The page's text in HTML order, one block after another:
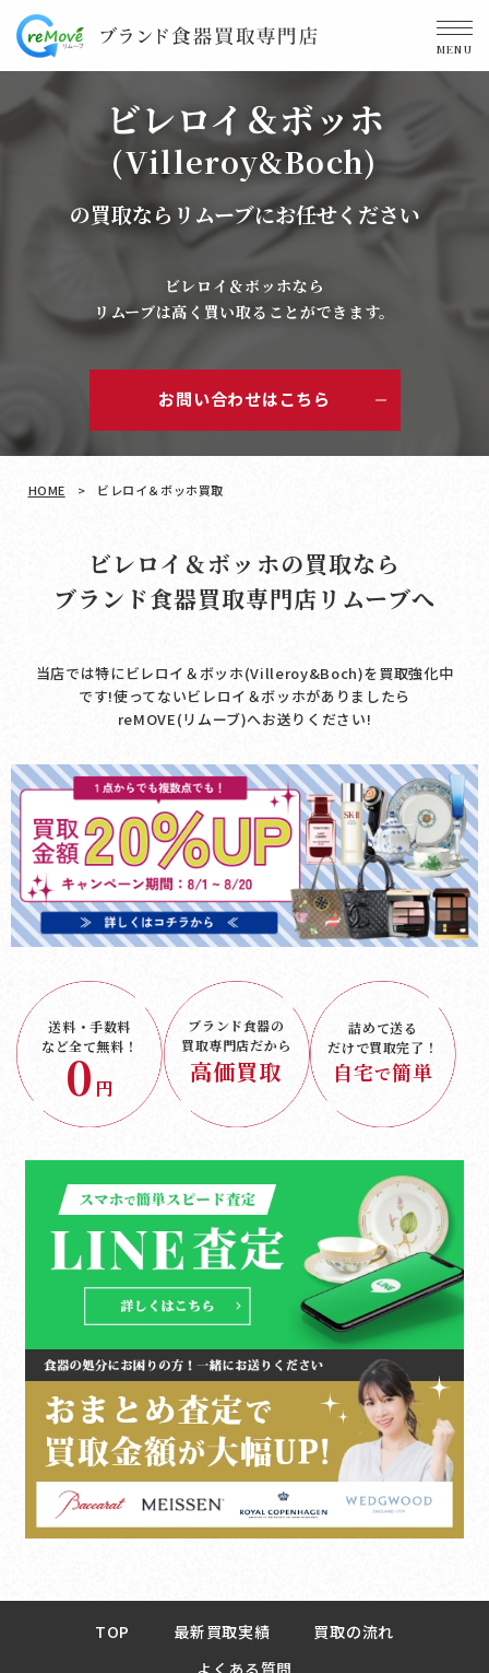
MENU
ビレロイ＆ボッホ
(Villeroy&Boch)
の買取ならリムーブにお任せください
ビレロイ＆ボッホなら
リムーブは高く買い取ることができます。
お問い合わせはこちら
HOME > ビレロイ＆ボッホ買取
ビレロイ＆ボッホの買取なら
ブランド食器買取専門店リムーブへ
当店では特にビレロイ＆ボッホ(Villeroy&Boch)を買取強化中
です!使ってないビレロイ＆ボッホがありましたら
reMOVE(リムーブ)へお送りください!
送料・手数料
など全て無料！
0 円
ブランド食器の
買取専門店だから
高価買取
詰めて送る
だけで買取完了！
自宅で簡単
TOP 最新買取実績
買取の流れ